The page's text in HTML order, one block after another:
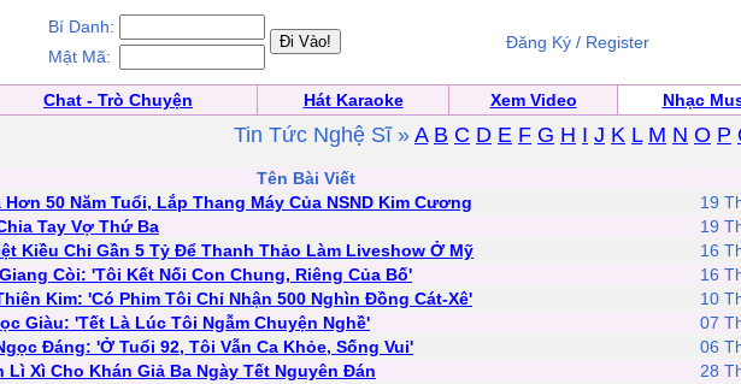
Bí Danh:
Mật Mã:
Đăng Ký / Register
Chat - Trò Chuyện Hát Karaoke Xem Video Nhạc
Tin Tức Nghệ Sĩ » A B C D E F G H I J K L M N O P
Tên Bài Viết
Hơn 50 Năm Tuổi, Lắp Thang Máy Của NSND Kim Cương
19
Tay Vợ Thứ Ba
19
Kiều Chi Gần 5 Tỷ Để Thanh Thảo Làm Liveshow Ở Mỹ
16
Còi: 'Tôi Kết Nối Con Chung, Riêng Của Bố'
16
Kim: 'Có Phim Tôi Chỉ Nhận 500 Nghìn Đồng Cát-Xê'
10
Giàu: 'Tết Là Lúc Tôi Ngẫm Chuyện Nghề'
07
Đáng: 'Ở Tuổi 92, Tôi Vẫn Ca Khỏe, Sống Vui'
06
Lì Xì Cho Khán Giả Ba Ngày Tết Nguyên Đán
28